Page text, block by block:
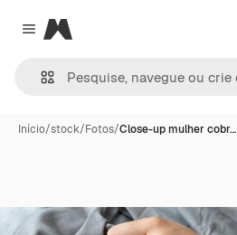
Close menu
Magnific
Início/stock/Fotos/Close-up mulher cobr…